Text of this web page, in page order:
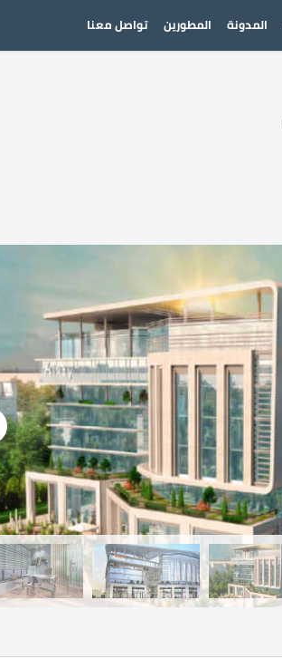
المدونة المطورين تواصل معنا